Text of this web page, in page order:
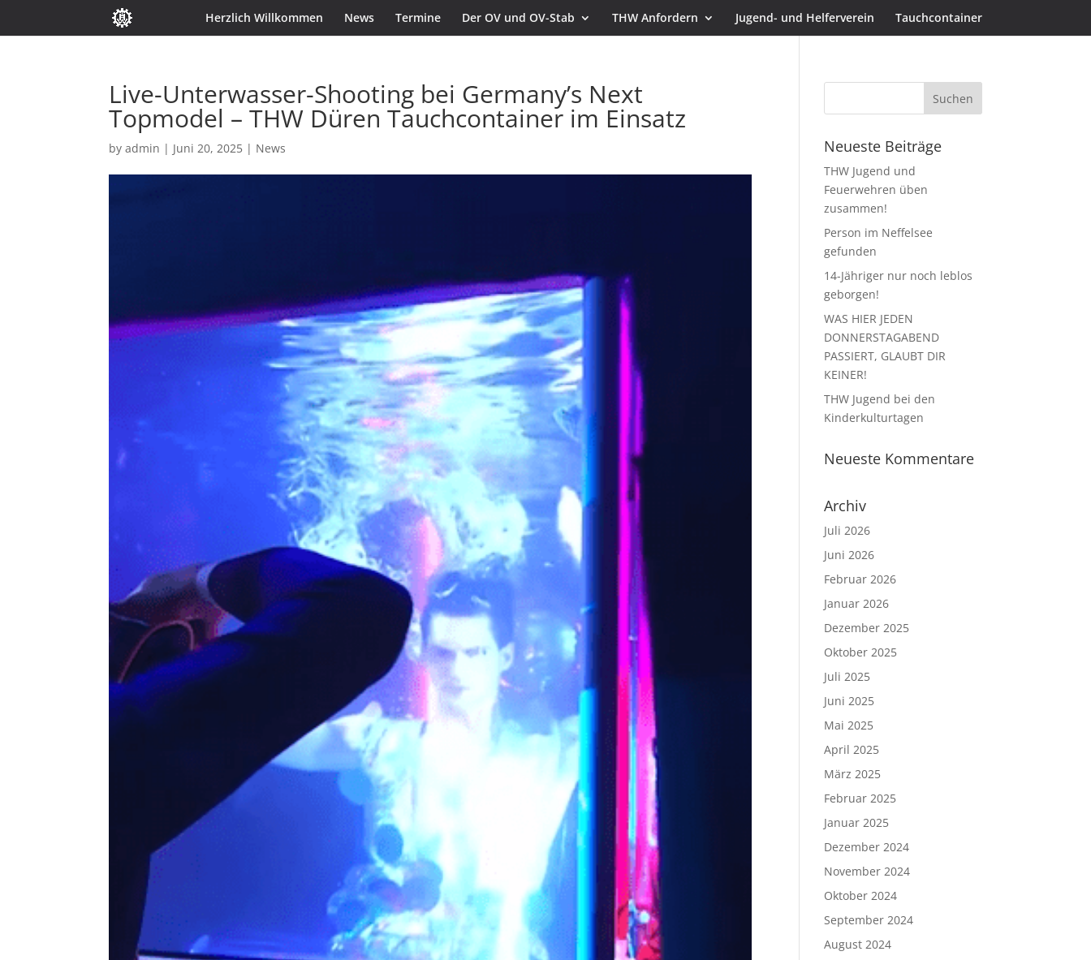
Herzlich Willkommen News Termine Der OV und OV-Stab THW Anfordern Jugend- und Helferverein Tauchcontainer
Live-Unterwasser-Shooting bei Germany’s Next
Topmodel – THW Düren Tauchcontainer im Einsatz
byadmin | Juni 20, 2025 | News Neueste Beiträge
THW Jugend und
Feuerwehren üben
zusammen!
Person im Neffelsee
gefunden
14-Jähriger nur noch leblos
geborgen!
WAS HIER JEDEN
DONNERSTAGABEND
PASSIERT, GLAUBT DIR
KEINER!
THW Jugend bei den
Kinderkulturtagen
Neueste Kommentare
Archiv
Juli 2026
Juni 2026
Februar 2026
Januar 2026
Dezember 2025
Oktober 2025
Juli 2025
Juni 2025
Mai 2025
April 2025
März 2025
Februar 2025
Januar 2025
Dezember 2024
November 2024
Oktober 2024
September 2024
August 2024